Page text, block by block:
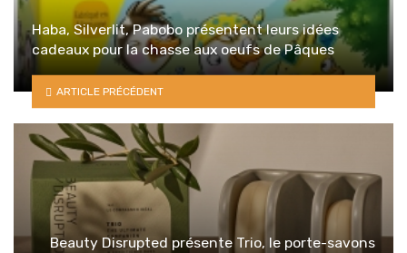
Haba, Silverlit, Pabobo présentent leurs idées
cadeaux pour la chasse aux oeufs de Pâques
ARTICLE PRÉCÉDENT
Beauty Disrupted présente Trio, le porte-savons